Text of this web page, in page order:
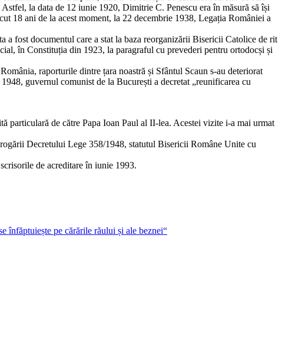
la data de 12 iunie 1920, Dimitrie C. Penescu era în măsură să își
18 ani de la acest moment, la 22 decembrie 1938, Legația României a
a fost documentul care a stat la baza reorganizării Bisericii Catolice de rit
în Constituția din 1923, la paragraful cu prevederi pentru ortodocși și
raporturile dintre țara noastră și Sfântul Scaun s-au deteriorat
guvernul comunist de la București a decretat „reunificarea cu
de către Papa Ioan Paul al II-lea. Acestei vizite i-a mai urmat
Decretului Lege 358/1948, statutul Bisericii Române Unite cu
de acreditare în iunie 1993.
înfăptuiește pe cărările răului și ale beznei“